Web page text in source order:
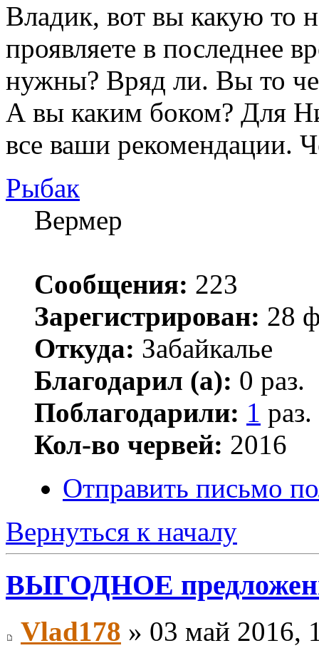
Владик, вот вы какую то
проявляете в последнее
нужны? Вряд ли. Вы то
А вы каким боком? Для
все ваши рекомендации.
Рыбак
Вермер
Сообщения: 223
Зарегистрирован: 28
Откуда: Забайкалье
Благодарил (а): 0 раз.
Поблагодарили: 1 раз.
Кол-во червей: 2016
Отправить письмо
Вернуться к началу
ВЫГОДНОЕ
Vlad178 » 03 май 2016,